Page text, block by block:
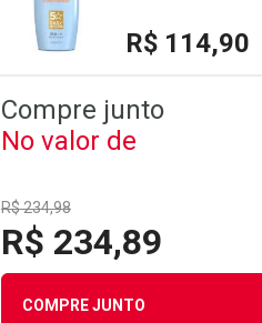
R$ 114,90
Compre junto
No valor de
R$ 234,98
R$ 234,89
COMPRE JUNTO